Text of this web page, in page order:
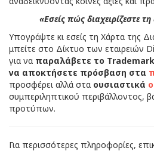
«Εσείς πώς διαχειρίζεστε
Υπογράψτε κι εσείς τη Χάρτα της
μπείτε στο Δίκτυο των εταιρειών
για να παραλάβετε το Trademark
να αποκτήσετε πρόσβαση στα
προσφέρει αλλά στα ουσιαστικά
συμπεριληπτικού περιβάλλοντος,
προτύπων.
Για περισσότερες πληροφορίες,